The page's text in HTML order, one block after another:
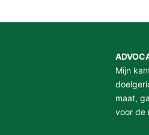
Mijn
maat,
voor de